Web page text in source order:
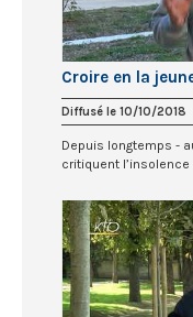
Croire en la
Diffusé le 10/10/2018
Depuis longtemps -
critiquent l’insolence